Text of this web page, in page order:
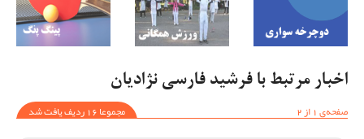
اخبار مرتبط با فرشید فارسی نژادیان
صفحه‌ی 1 از 2
مجموعا 16 ردیف یافت شد